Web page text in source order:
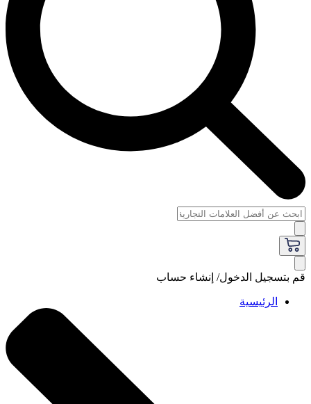
قم بتسجيل الدخول/ إنشاء حساب
الرئيسية